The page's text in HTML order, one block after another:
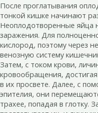
После проглатывания
тонкой кишке начинают
Неоплодотворенные яйца
заражения. Для
кислород, поэтому через
венозную систему
Затем, с током крови,
кровообращения,
в их просвете. Далее, с
эпителия, они
трахее, попадая в глотку.